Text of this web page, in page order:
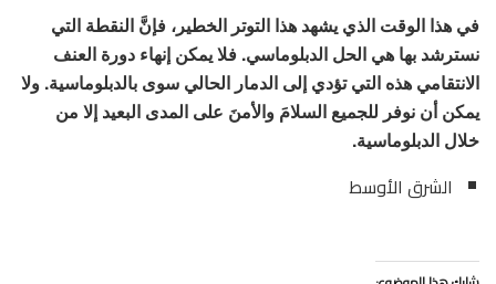
في هذا الوقت الذي يشهد هذا التوتر الخطير، فإنَّ النقطة التي
نسترشد بها هي الحل الدبلوماسي. فلا يمكن إنهاء دورة العنف
الانتقامي هذه التي تؤدي إلى الدمار الحالي سوى بالدبلوماسية. ولا
يمكن أن نوفر للجميع السلامَ والأمنَ على المدى البعيد إلا من
خلال الدبلوماسية.
الشرق الأوسط